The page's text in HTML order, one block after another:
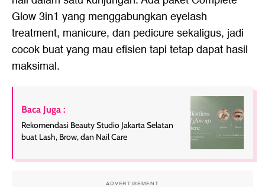
Glow 3in1 yang menggabungkan eyelash
treatment, manicure, dan pedicure sekaligus, jadi
cocok buat yang mau efisien tapi tetap dapat hasil
maksimal.
Baca Juga :
Rekomendasi Beauty Studio Jakarta Selatan
buat Lash, Brow, dan Nail Care
ADVERTISEMENT